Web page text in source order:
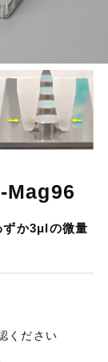
Mag96
ずか3μlの微量
ください